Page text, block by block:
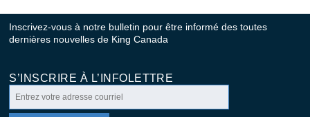
Inscrivez-vous à notre bulletin pour être informé des toutes
dernières nouvelles de King Canada
S’INSCRIRE À L’INFOLETTRE